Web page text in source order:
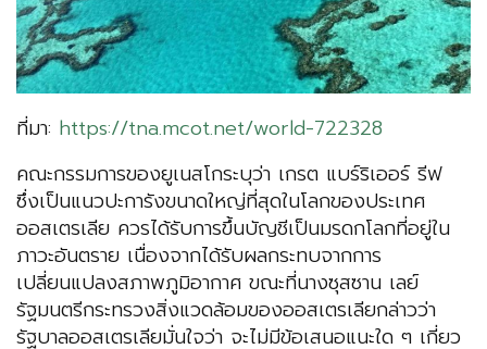
ที่มา: https://tna.mcot.net/world-722328
คณะกรรมการของยูเนสโกระบุว่า เกรต แบร์ริเออร์ รีฟ
ซึ่งเป็นแนวปะการังขนาดใหญ่ที่สุดในโลกของประเทศ
ออสเตรเลีย ควรได้รับการขึ้นบัญชีเป็นมรดกโลกที่อยู่ใน
ภาวะอันตราย เนื่องจากได้รับผลกระทบจากการ
เปลี่ยนแปลงสภาพภูมิอากาศ ขณะที่นางซุสซาน เลย์
รัฐมนตรีกระทรวงสิ่งแวดล้อมของออสเตรเลียกล่าวว่า
รัฐบาลออสเตรเลียมั่นใจว่า จะไม่มีข้อเสนอแนะใด ๆ เกี่ยว